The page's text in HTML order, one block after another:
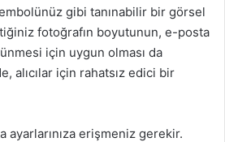
gibi tanınabilir bir görsel
fotoğrafın boyutunun, e-posta
için uygun olması da
alıcılar için rahatsız edici bir
ayarlarınıza erişmeniz gerekir.